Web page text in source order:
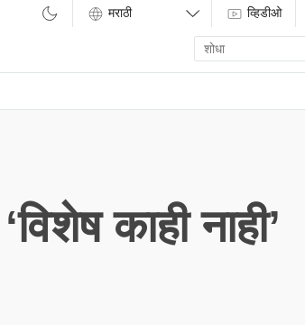
व्हिडीओ
Enter
search
term
काही नाही’